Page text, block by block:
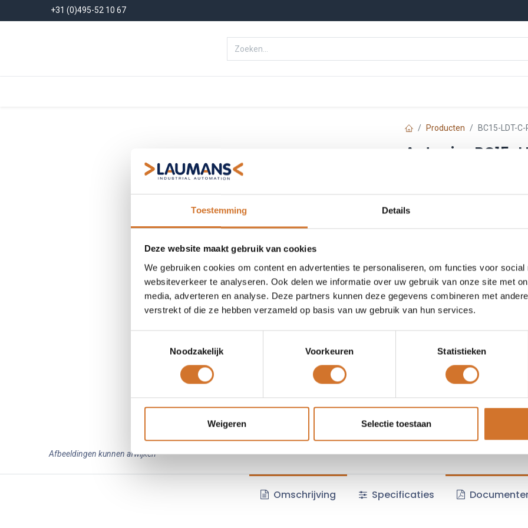
Toestemming Details
Deze website maakt gebruik van cookies
We gebruiken cookies om content en advertenties te personaliseren, om functies voor social
websiteverkeer te analyseren. Ook delen we informatie over uw gebruik van onze site met
media, adverteren en analyse. Deze partners kunnen deze gegevens combineren met
verstrekt of die ze hebben verzameld op basis van uw gebruik van hun services.
Noodzakelijk
Voorkeuren Statistieken
Weigeren Selectie toestaan
+31 (0)495-52 10 67
Afbeeldingen kunnen afwijken
Producten BC15-LDT-
Autonics BC15-
contrastsensor
Artikelnummer :
Login
Vergelijken
Vraag offerte
Algemene voorwaarden :
Omschrijving Specificaties